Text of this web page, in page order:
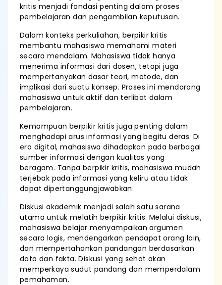
kritis menjadi fondasi penting dalam proses
pembelajaran dan pengambilan keputusan.
Dalam konteks perkuliahan, berpikir kritis
membantu mahasiswa memahami materi
secara mendalam. Mahasiswa tidak hanya
menerima informasi dari dosen, tetapi juga
mempertanyakan dasar teori, metode, dan
implikasi dari suatu konsep. Proses ini mendorong
mahasiswa untuk aktif dan terlibat dalam
pembelajaran.
Kemampuan berpikir kritis juga penting dalam
menghadapi arus informasi yang begitu deras. Di
era digital, mahasiswa dihadapkan pada berbagai
sumber informasi dengan kualitas yang
beragam. Tanpa berpikir kritis, mahasiswa mudah
terjebak pada informasi yang keliru atau tidak
dapat dipertanggungjawabkan.
Diskusi akademik menjadi salah satu sarana
utama untuk melatih berpikir kritis. Melalui diskusi,
mahasiswa belajar menyampaikan argumen
secara logis, mendengarkan pendapat orang lain,
dan mempertahankan pandangan berdasarkan
data dan fakta. Diskusi yang sehat akan
memperkaya sudut pandang dan memperdalam
pemahaman.